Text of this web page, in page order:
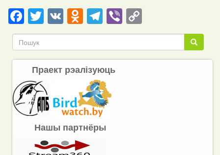
Facebook
Twitter
VKOdnoklassniki
Telegram
ViberCopy
Link Пошук
Пошук
Праект рэалізуюць
Нашы партнёры